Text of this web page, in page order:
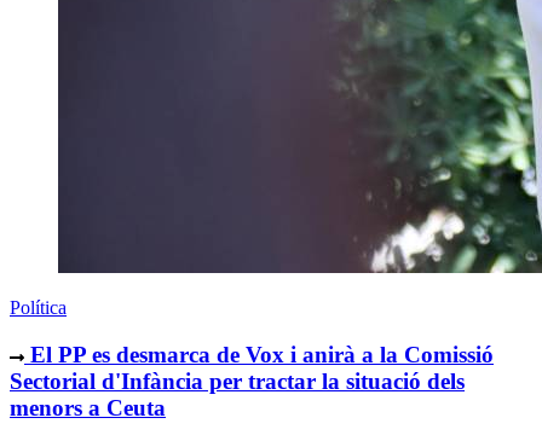
Política
El PP es desmarca de Vox i anirà a la Comissió
Sectorial d'Infància per tractar la situació dels
menors a Ceuta